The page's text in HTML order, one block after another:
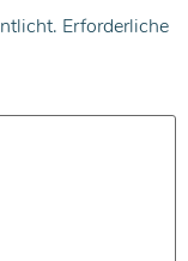
Erforderliche